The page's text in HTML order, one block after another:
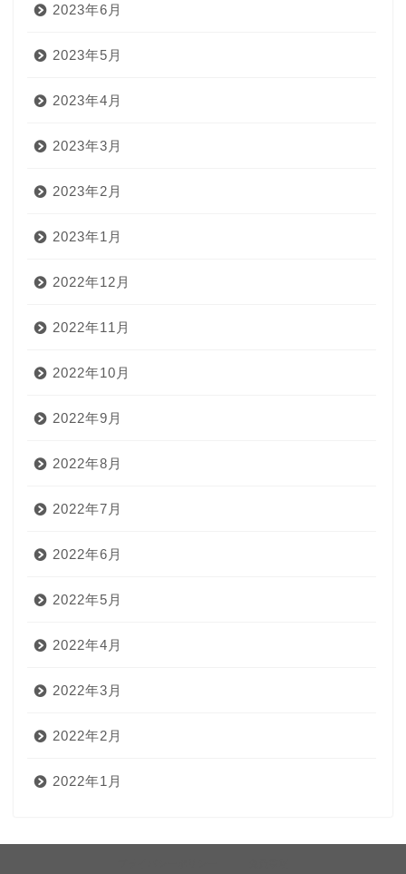
2023年6月
2023年5月
2023年4月
2023年3月
2023年2月
2023年1月
2022年12月
2022年11月
2022年10月
2022年9月
2022年8月
2022年7月
2022年6月
2022年5月
2022年4月
2022年3月
2022年2月
2022年1月